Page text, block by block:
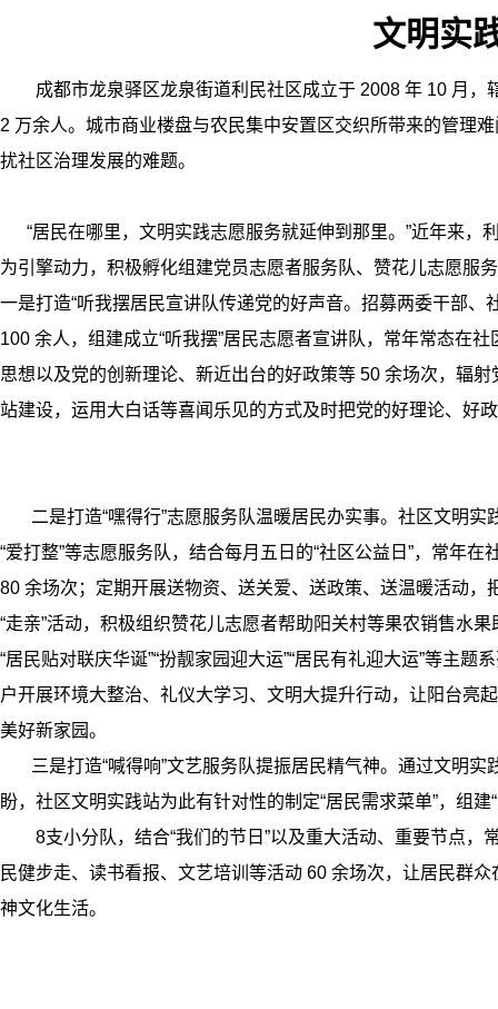
文明实
成都市龙泉驿区龙泉街道利民社区成立于 2008 年 10 月，
2 万余人。城市商业楼盘与农民集中安置区交织所带来的管理
扰社区治理发展的难题。
“居民在哪里，文明实践志愿服务就延伸到那里。”近年来，
为引擎动力，积极孵化组建党员志愿者服务队、赞花儿志愿服
一是打造“听我摆居民宣讲队传递党的好声音。招募两委干部
100 余人，组建成立“听我摆”居民志愿者宣讲队，常年常态在
思想以及党的创新理论、新近出台的好政策等 50 余场次，辐
站建设，运用大白话等喜闻乐见的方式及时把党的好理论、好
二是打造“嘿得行”志愿服务队温暖居民办实事。社区文明实
“爱打整”等志愿服务队，结合每月五日的“社区公益日”，常年
80 余场次；定期开展送物资、送关爱、送政策、送温暖活动
“走亲”活动，积极组织赞花儿志愿者帮助阳关村等果农销售水
“居民贴对联庆华诞”“扮靓家园迎大运”“居民有礼迎大运”等主
户开展环境大整治、礼仪大学习、文明大提升行动，让阳台亮
美好新家园。
三是打造“喊得响”文艺服务队提振居民精气神。通过文明实
盼，社区文明实践站为此有针对性的制定“居民需求菜单”，组建
8支小分队，结合“我们的节日”以及重大活动、重要节点，
民健步走、读书看报、文艺培训等活动 60 余场次，让居民群
神文化生活。